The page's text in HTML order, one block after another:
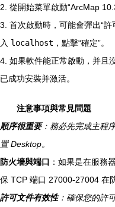
2. 從開始菜單啟動“ArcMap
3. 首次啟動時，可能會彈出“許
入 localhost ，點擊“確定”。
4. 如果軟件能正常啟動，并且
已成功安裝并激活。
注意事項與常見問題
順序很重要：務必先完成主程
置 Desktop。
防火墻與端口 ：如果是在服務
保 TCP 端口 27000-27004 在
許可文件有效性：確保您的許